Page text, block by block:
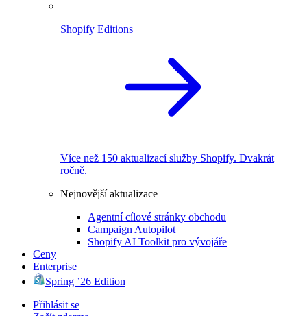
Shopify Editions
Více než 150 aktualizací služby Shopify. Dvakrát
ročně.
Nejnovější aktualizace
Agentní cílové stránky obchodu
Campaign Autopilot
Shopify AI Toolkit pro vývojáře
Ceny
Enterprise
Spring ’26 Edition
Přihlásit se